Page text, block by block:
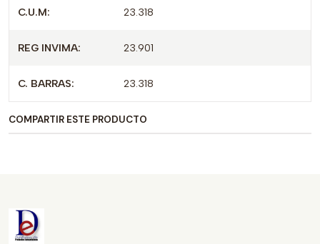
C.U.M: 23.318
REG INVIMA: 23.901
C. BARRAS: 23.318
COMPARTIR ESTE PRODUCTO